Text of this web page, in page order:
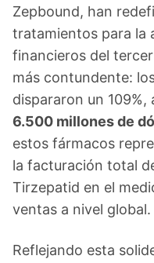
Zepbound, han
tratamientos para la
financieros del
más contundente:
dispararon un
6.500 millones de
estos fármacos
la facturación total
Tirzepatid en el
ventas a nivel global.
Reflejando esta